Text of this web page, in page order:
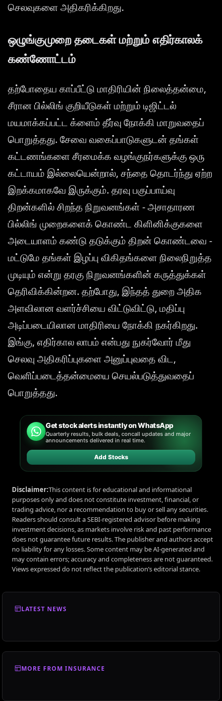
செலவுகளை அதிகரிக்கிறது.
ஒழுங்குமுறை தடைகள் மற்றும் எதிர்காலக்
கண்ணோட்டம்
தற்போதைய காப்பீட்டு மாதிரியின் நிலைத்தன்மை,
சீரான பில்லிங் குறியீடுகள் மற்றும் டிஜிட்டல்
மயமாக்கப்பட்ட க்ளைம் தீர்வு நோக்கி மாறுவதைப்
பொறுத்தது. சேவை வகைப்பாடுகளுடன் தங்கள்
கட்டணங்களை சீரமைக்க வழங்குநர்களுக்கு ஒரு
கட்டாயம் இல்லையென்றால், சந்தை தொடர்ந்து ஏற்ற
இறக்கமாகவே இருக்கும். தரவு பகுப்பாய்வு
திறன்களில் சிறந்த நிறுவனங்கள் - அசாதாரண
பில்லிங் முறைகளைக் கொண்ட கிளினிக்குகளை
அடையாளம் கண்டு தடுக்கும் திறன் கொண்டவை -
மட்டுமே தங்கள் இழப்பு விகிதங்களை நிலைநிறுத்த
முடியும் என்று தரகு நிறுவனங்களின் கருத்துக்கள்
தெரிவிக்கின்றன. தற்போது, இந்தத் துறை அதிக
அளவிலான வளர்ச்சியை விட்டுவிட்டு, மதிப்பு
அடிப்படையிலான மாதிரியை நோக்கி நகர்கிறது.
இங்கு, எதிர்கால லாபம் என்பது நுகர்வோர் மீது
செலவு அதிகரிப்புகளை அனுப்புவதை விட,
வெளிப்படைத்தன்மையை செயல்படுத்துவதைப்
பொறுத்தது.
Get stock alerts instantly on WhatsApp
Quarterly results, bulk deals, concall updates and major
announcements delivered in real time.
Add Stocks
Disclaimer:This content is for educational and informational
purposes only and does not constitute investment, financial, or
trading advice, nor a recommendation to buy or sell any securities.
Readers should consult a SEBI-registered advisor before making
investment decisions, as markets involve risk and past performance
does not guarantee future results. The publisher and authors accept
no liability for any losses. Some content may be AI-generated and
may contain errors; accuracy and completeness are not guaranteed.
Views expressed do not reflect the publication’s editorial stance.
LATEST NEWS
MORE FROM INSURANCE